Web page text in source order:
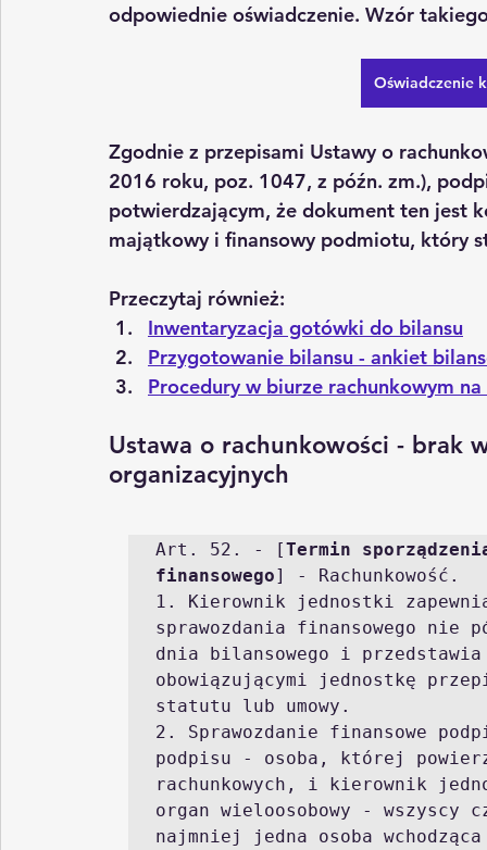
odpowiednie oświadczenie. Wzór
Oświadczenie
Zgodnie z przepisami Ustawy o
2016 roku, poz. 1047, z późn. zm.),
potwierdzającym, że dokument ten jest
majątkowy i finansowy podmiotu, który
Przeczytaj również:
Inwentaryzacja gotówki do bilansu
Przygotowanie bilansu - ankiet
Procedury w biurze rachunkowym
Ustawa o rachunkowości - brak
organizacyjnych
Art. 52. - [Termin
finansowego] - Rachunkowość.
1. Kierownik jednostki
sprawozdania finansowego
dnia bilansowego i przedstawia
obowiązującymi jednostkę
statutu lub umowy.
2. Sprawozdanie finansowe
podpisu - osoba, której
rachunkowych, i kierownik
organ wieloosobowy - wszyscy
najmniej jedna osoba